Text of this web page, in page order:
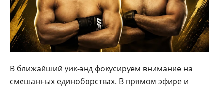
В ближайший уик-энд фокусируем внимание на
смешанных единоборствах. В прямом эфире и